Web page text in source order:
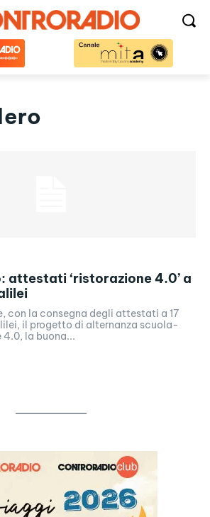
attestati ‘ristorazione 4.0’ a
con la consegna degli attestati a 17
il progetto di alternanza scuola-
4.0, la buona...